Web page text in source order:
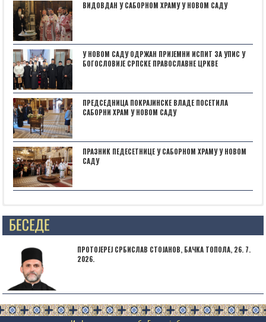
ВИДОВДАН У САБОРНОМ ХРАМУ У НОВОМ САДУ
У НОВОМ САДУ ОДРЖАН ПРИЈЕМНИ ИСПИТ ЗА УПИС У
БОГОСЛОВИЈЕ СРПСКЕ ПРАВОСЛАВНЕ ЦРКВЕ
ПРЕДСЕДНИЦА ПОКРАЈИНСКЕ ВЛАДЕ ПОСЕТИЛА
САБОРНИ ХРАМ У НОВОМ САДУ
ПРАЗНИК ПЕДЕСЕТНИЦЕ У САБОРНОМ ХРАМУ У НОВОМ
САДУ
Posts not found
ПРОТОЈЕРЕЈ СРБИСЛАВ СТОЈАНОВ, БАЧКА ТОПОЛА, 26. 7.
2026.